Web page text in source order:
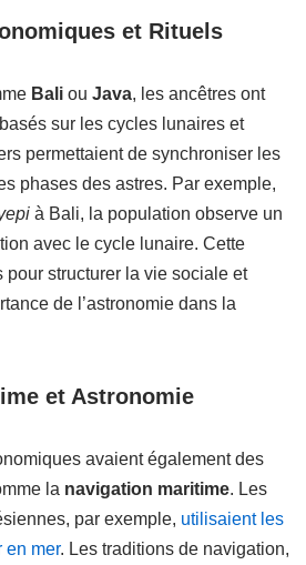
et Rituels
Bali ou Java, les ancêtres ont
sur les cycles lunaires et
permettaient de synchroniser les
phases des astres. Par exemple,
à Bali, la population observe un
avec le cycle lunaire. Cette
pour structurer la vie sociale et
de l’astronomie dans la
et Astronomie
avaient également des
la navigation maritime. Les
par exemple, utilisaient les
en mer. Les traditions de navigation,